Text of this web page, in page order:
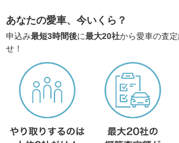
あなたの愛車、今いくら？
申込み最短3時間後に最大20社から愛車の査
せ！